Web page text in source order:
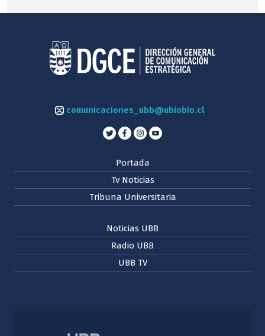
comunicaciones_ubb@ubiobio.cl
Portada
Tv Noticias
Tribuna Universitaria
Noticias UBB
Radio UBB
UBB TV